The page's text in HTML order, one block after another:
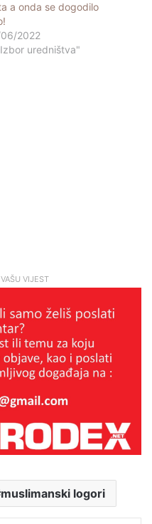
a onda se dogodilo
2022
uredništva"
VIJEST
muslimanski logori